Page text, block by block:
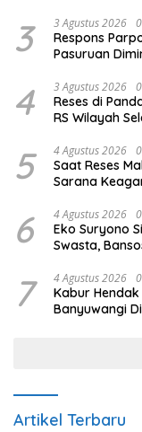
3 3 Agustus 2026
Respons
Pasuruan
4 3 Agustus 2026
Reses di
RS Wilayah
5 4 Agustus 2026
Saat Reses
Sarana
6 4 Agustus 2026
Eko Suryono
Swasta,
7 4 Agustus 2026
Kabur Hendak
Banyuwangi
Artikel Terbaru